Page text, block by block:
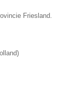
Friesland.
)